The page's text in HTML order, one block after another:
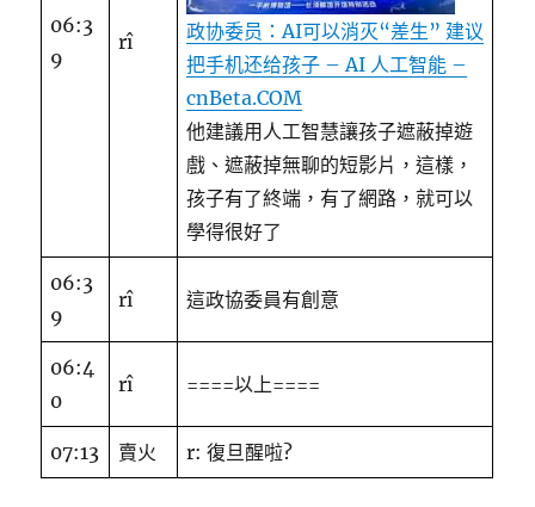
06:3
9
rî
政协委员：AI可以消灭“差生” 建议
把手机还给孩子 – AI 人工智能 –
cnBeta.COM
他建議用人工智慧讓孩子遮蔽掉遊
戲、遮蔽掉無聊的短影片，這樣，
孩子有了終端，有了網路，就可以
學得很好了
06:3
9
rî 這政協委員有創意
06:4
0
rî ====以上====
07:13 賣火 r: 復旦醒啦?